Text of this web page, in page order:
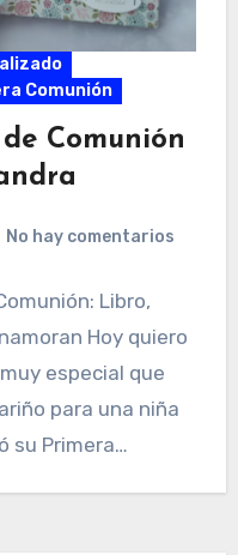
Comunión
Comunión
No hay comentarios
Libro,
Hoy quiero
especial que
para una niña
su Primera…